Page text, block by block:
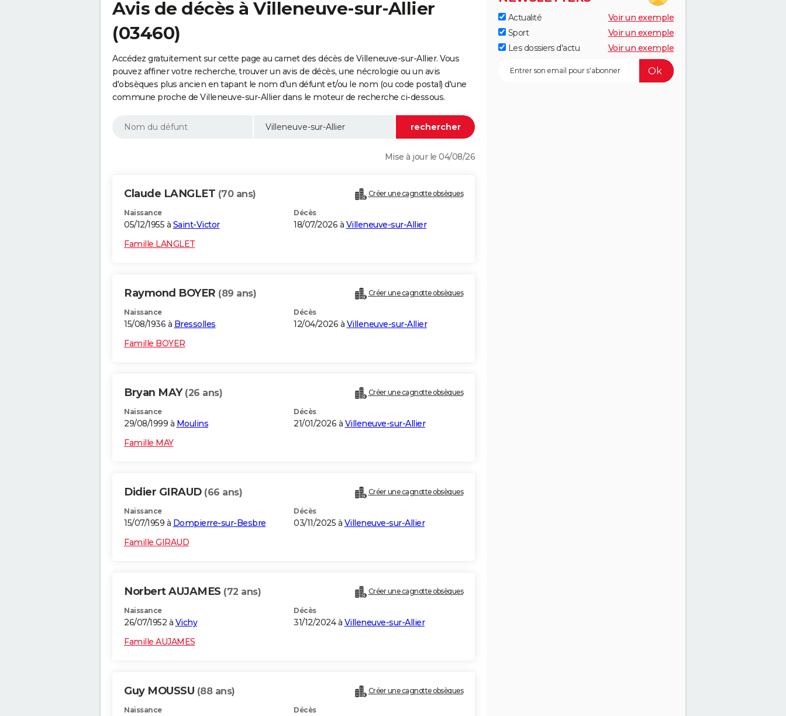
Avis de décès à Villeneuve-sur-Allier
(03460)
Accédez gratuitement sur cette page au carnet des décès de Villeneuve-sur-Allier. Vous
pouvez affiner votre recherche, trouver un avis de décès, une nécrologie ou un avis
d'obsèques plus ancien en tapant le nom d'un défunt et/ou le nom (ou code postal) d'une
commune proche de Villeneuve-sur-Allier dans le moteur de recherche ci-dessous.
Mise à jour le 04/08/26
Claude LANGLET (70 ans) Créer une cagnotte obsèques
Naissance
05/12/1955 à Saint-Victor
Décès
18/07/2026 à Villeneuve-sur-Allier
Famille LANGLET
Raymond BOYER (89 ans) Créer une cagnotte obsèques
Naissance
15/08/1936 à Bressolles
Décès
12/04/2026 à Villeneuve-sur-Allier
Famille BOYER
Bryan MAY (26 ans) Créer une cagnotte obsèques
Naissance
29/08/1999 à Moulins
Décès
21/01/2026 à Villeneuve-sur-Allier
Famille MAY
Didier GIRAUD (66 ans) Créer une cagnotte obsèques
Naissance
15/07/1959 à Dompierre-sur-Besbre
Décès
03/11/2025 à Villeneuve-sur-Allier
Famille GIRAUD
Norbert AUJAMES (72 ans) Créer une cagnotte obsèques
Naissance
26/07/1952 à Vichy
Décès
31/12/2024 à Villeneuve-sur-Allier
Famille AUJAMES
Guy MOUSSU (88 ans) Créer une cagnotte obsèques
Naissance Décès
Actualité
Voir un exemple
Sport
Voir un exemple
Les dossiers d'actu
Voir un exemple